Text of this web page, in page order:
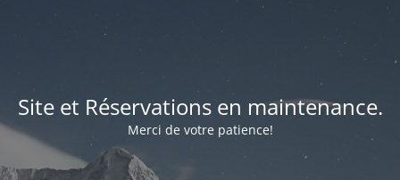
Site et Réservations en maintenance.
Merci de votre patience!